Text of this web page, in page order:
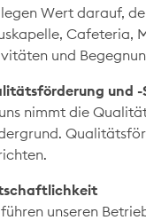
Wert darauf,
Cafeteria,
und
und -
nimmt die
unseren